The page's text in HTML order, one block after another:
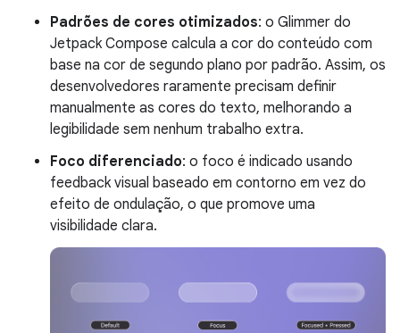
Padrões de cores otimizados: o Glimmer do
Jetpack Compose calcula a cor do conteúdo com
base na cor de segundo plano por padrão. Assim, os
desenvolvedores raramente precisam definir
manualmente as cores do texto, melhorando a
legibilidade sem nenhum trabalho extra.
Foco diferenciado: o foco é indicado usando
feedback visual baseado em contorno em vez do
efeito de ondulação, o que promove uma
visibilidade clara.